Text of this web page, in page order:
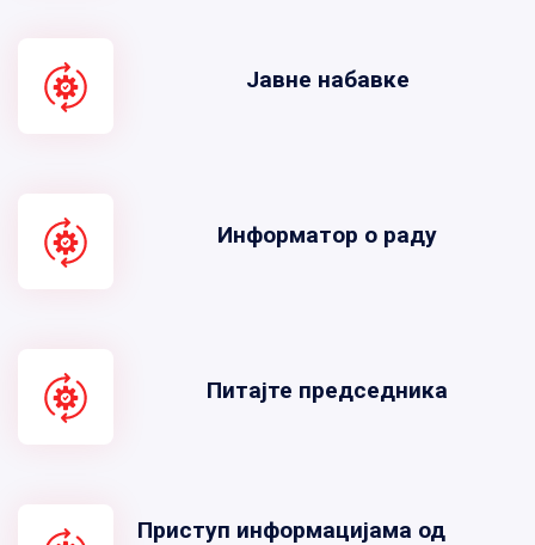
Јавне набавке
Информатор о раду
Питајте председника
Приступ информацијама од